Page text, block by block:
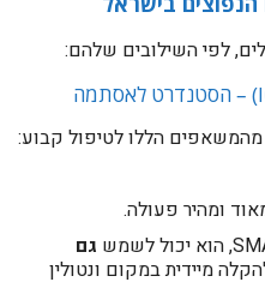
לפי השילובים שלהם:
הללו לטיפול קבוע:
ומהיר פעולה.
גם
מיידית במקום ונטולין